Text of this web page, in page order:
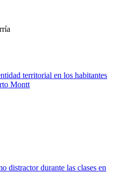
territorial en los habitantes
Montt
distractor durante las clases en